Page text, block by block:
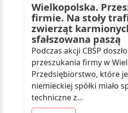
Wielkopolska.
firmie. Na stoły
zwierząt
sfałszowana paszą
Podczas akcji CBŚP
przeszukania firmy w
Przedsiębiorstwo, które
niemieckiej spółki miało
techniczne z…